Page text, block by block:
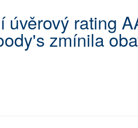
úvěrový rating
zmínila